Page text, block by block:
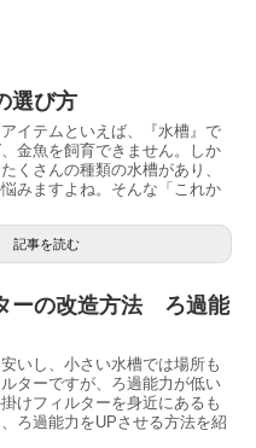
選び方
イテムといえば、『水槽』で
金魚を飼育できません。しか
くさんの種類の水槽があり、
みますよね。そんな「これか
記事を読む
ーの改造方法 ろ過能
いし、小さい水槽では場所も
ターですが、ろ過能力が低い
けフィルターを身近にあるも
ろ過能力をUPさせる方法を紹